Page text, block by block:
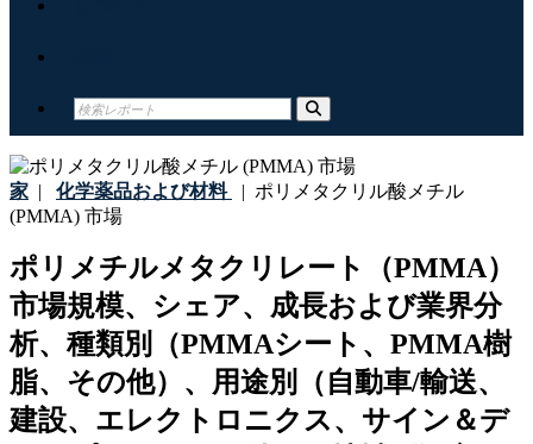
家 | 化学薬品および材料 | ポリメタクリル酸メチル
(PMMA) 市場
ポリメチルメタクリレート（PMMA）
市場規模、シェア、成長および業界分
析、種類別（PMMAシート、PMMA樹
脂、その他）、用途別（自動車/輸送、
建設、エレクトロニクス、サイン＆デ